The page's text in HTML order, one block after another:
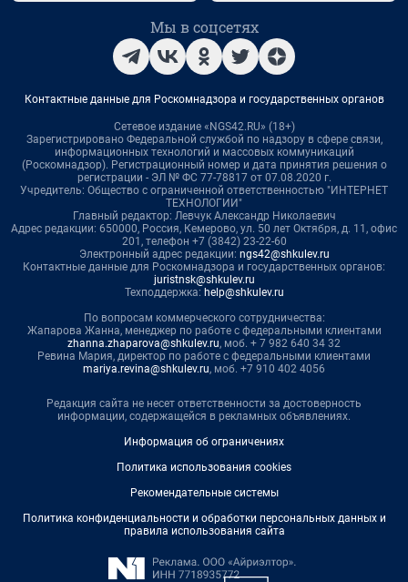
Мы в соцсетях
Контактные данные для Роскомнадзора и государственных органов
Сетевое издание «NGS42.RU» (18+)
Зарегистрировано Федеральной службой по надзору в сфере связи,
информационных технологий и массовых коммуникаций
(Роскомнадзор). Регистрационный номер и дата принятия решения о
регистрации - ЭЛ № ФС 77-78817 от 07.08.2020 г.
Учредитель: Общество с ограниченной ответственностью "ИНТЕРНЕТ
ТЕХНОЛОГИИ"
Главный редактор: Левчук Александр Николаевич
Адрес редакции: 650000, Россия, Кемерово, ул. 50 лет Октября, д. 11, офис
201, телефон +7 (3842) 23-22-60
Электронный адрес редакции: ngs42@shkulev.ru
Контактные данные для Роскомнадзора и государственных органов:
juristnsk@shkulev.ru
Техподдержка: help@shkulev.ru
По вопросам коммерческого сотрудничества:
Жапарова Жанна, менеджер по работе с федеральными клиентами
zhanna.zhaparova@shkulev.ru, моб. + 7 982 640 34 32
Ревина Мария, директор по работе с федеральными клиентами
mariya.revina@shkulev.ru, моб. +7 910 402 4056
Редакция сайта не несет ответственности за достоверность
информации, содержащейся в рекламных объявлениях.
Информация об ограничениях
Политика использования cookies
Рекомендательные системы
Политика конфиденциальности и обработки персональных данных и
правила использования сайта